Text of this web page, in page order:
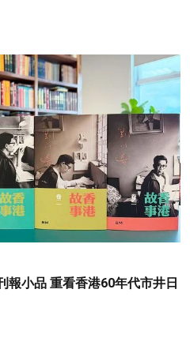
報小品 重看香港60年代市井日